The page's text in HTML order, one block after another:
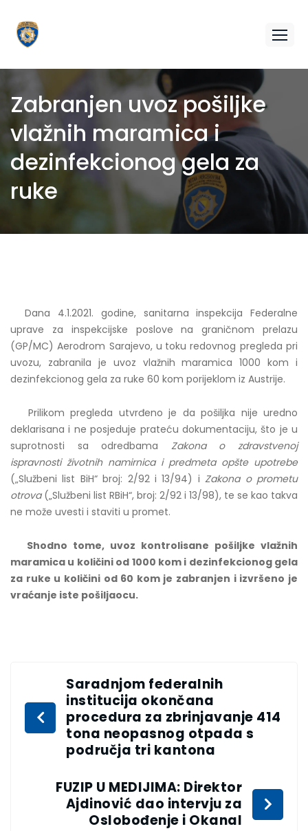
Zabranjen uvoz pošiljke
vlažnih maramica i
dezinfekcionog gela za
ruke
Dana 4.1.2021. godine, sanitarna inspekcija Federalne
uprave za inspekcijske poslove na graničnom prelazu
(GP/MC) Aerodrom Sarajevo, u toku redovnog pregleda pri
uvozu, zabranila je uvoz vlažnih maramica 1000 kom i
dezinfekcionog gela za ruke 60 kom porijeklom iz Austrije.
Prilikom pregleda utvrđeno je da pošiljka nije uredno
deklarisana i ne posjeduje prateću dokumentaciju, što je u
suprotnosti sa odredbama Zakona o zdravstvenoj
ispravnosti životnih namirnica i predmeta opšte upotrebe
(„Službeni list BiH“ broj: 2/92 i 13/94) iZakona o prometu
otrova („Službeni list RBiH“, broj: 2/92 i 13/98), te se kao takva
ne može uvesti i staviti u promet.
Shodno tome, uvoz kontrolisane pošiljke vlažnih
maramica u količini od 1000 kom i dezinfekcionog gela
za ruke u količini od 60 kom je zabranjen i izvršeno je
vraćanje iste pošiljaocu.
Saradnjom federalnih
institucija okončana
procedura za zbrinjavanje 414
tona neopasnog otpada s
područja tri kantona
FUZIP U MEDIJIMA: Direktor
Ajdinović dao intervju za
Oslobođenje i Okanal